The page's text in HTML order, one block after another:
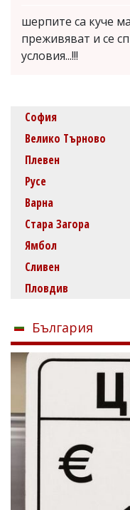
шерпите са куче
преживяват и се
условия...!!!
София
Велико Търново
Плевен
Русе
Варна
Стара Загора
Ямбол
Сливен
Пловдив
България